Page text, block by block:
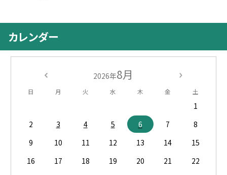
カレンダー
2026年8月
日 月 火 水 木 金 土
1
2
3 4 5 6 7
8
9
10 11 12 13 14
15
16
17 18 19 20 21
22